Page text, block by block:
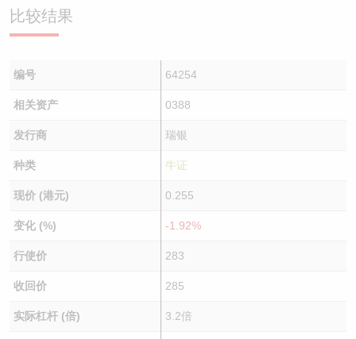
比较结果
编号 64254
相关资产 0388
发行商 瑞银
种类 牛证
现价 (港元) 0.255
变化 (%) -1.92%
行使价 283
收回价 285
实际杠杆 (倍) 3.2倍
牛熊证文件及公告 (瑞信)
收市竞价变化